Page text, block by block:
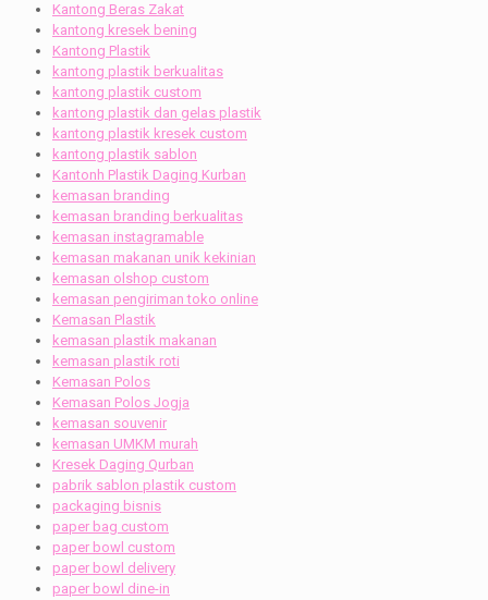
Kantong Beras Zakat
kantong kresek bening
Kantong Plastik
kantong plastik berkualitas
kantong plastik custom
kantong plastik dan gelas plastik
kantong plastik kresek custom
kantong plastik sablon
Kantonh Plastik Daging Kurban
kemasan branding
kemasan branding berkualitas
kemasan instagramable
kemasan makanan unik kekinian
kemasan olshop custom
kemasan pengiriman toko online
Kemasan Plastik
kemasan plastik makanan
kemasan plastik roti
Kemasan Polos
Kemasan Polos Jogja
kemasan souvenir
kemasan UMKM murah
Kresek Daging Qurban
pabrik sablon plastik custom
packaging bisnis
paper bag custom
paper bowl custom
paper bowl delivery
paper bowl dine-in